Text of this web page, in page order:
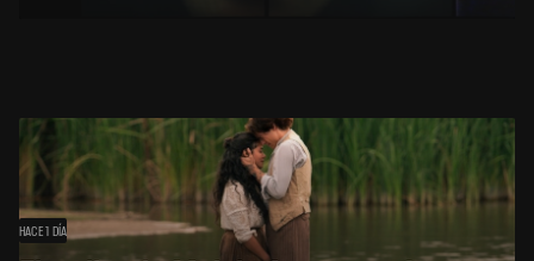
HACE 1 DÍA